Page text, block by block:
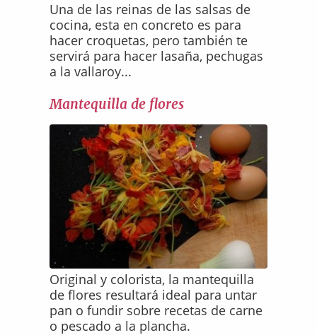
Una de las reinas de las salsas de
cocina, esta en concreto es para
hacer croquetas, pero también te
servirá para hacer lasaña, pechugas
a la vallaroy...
Mantequilla de flores
Original y colorista, la mantequilla
de flores resultará ideal para untar
pan o fundir sobre recetas de carne
o pescado a la plancha.